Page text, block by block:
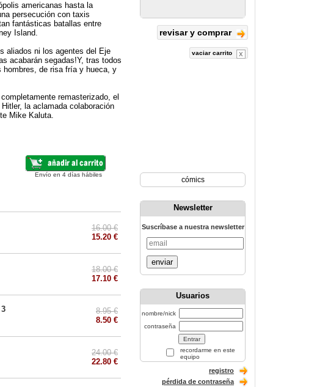
americanas hasta la
persecución con taxis
fantásticas batallas entre
Island.
aliados ni los agentes del Eje
acabarán segadas!Y, tras todos
hombres, de risa fría y hueca, y
remasterizado, el
la aclamada colaboración
Mike Kaluta.
Envío en 4 días hábiles
16.00 €
15.20 €
18.00 €
17.10 €
8.95 €
8.50 €
24.00 €
22.80 €
revisar y comprar
vaciar carrito
cómics
Newsletter
Suscríbase a nuestra newsletter
enviar
Usuarios
nombre/nick
contraseña
recordarme en este
equipo
registro
pérdida de contraseña